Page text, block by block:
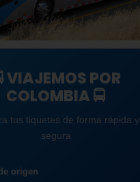
VIAJEMOS POR
COLOMBIA 🚍
tus tiquetes de forma rápida y
segura
origen
tupróximo viaje